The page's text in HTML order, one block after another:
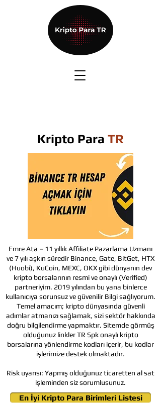
En İyi Kripto Para Birimleri Listesi
Kripto Para TR
Emre Ata – 11 yıllık Affiliate Pazarlama Uzmanı
ve 7 yılı aşkın süredir Binance, Gate, BitGet, HTX
(Huobi), KuCoin, MEXC, OKX gibi dünyanın dev
kripto borsalarının resmi ve onaylı (Verified)
partneriyim. 2019 yılından bu yana binlerce
kullanıcıya sorunsuz ve güvenilir Bilgi sağlıyorum.
Temel amacım; kripto dünyasında güvenli
adımlar atmanızı sağlamak, sizi sektör hakkında
doğru bilgilendirme yapmaktır. Sitemde görmüş
olduğunuz linkler TR Spk onaylı kripto
borsalarına yönlendirme kodları içerir, bu kodlar
işlerimize destek olmaktadır.
Risk uyarısı: Yapmış olduğunuz ticaretten al sat
işleminden siz sorumlusunuz.